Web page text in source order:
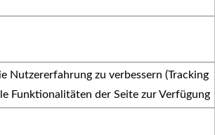
Nutzererfahrung zu verbessern (Tracking
Funktionalitäten der Seite zur Verfügung